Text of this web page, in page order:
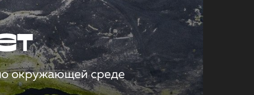
окружающей среде